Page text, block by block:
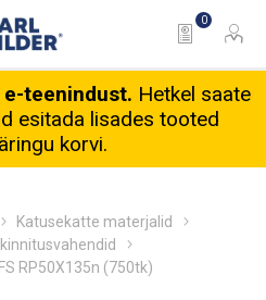
0
teenindust. Hetkel saate
esitada lisades tooted
korvi.
Katusekatte materjalid
RP50X135n (750tk)